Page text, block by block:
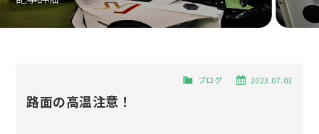
2023.07.03
ブログ
路面の高温注意！